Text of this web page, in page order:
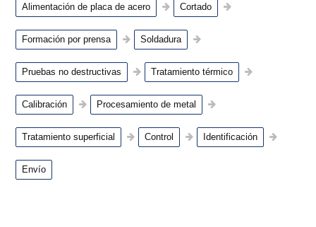
Alimentación de placa de acero Cortado
Formación por prensa Soldadura
Pruebas no destructivas Tratamiento térmico
Calibración Procesamiento de metal
Tratamiento superficial Control Identificación
Envío